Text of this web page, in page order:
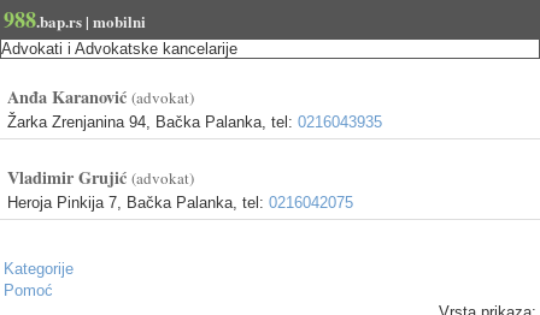
988.bap.rs | mobilni
Advokati i Advokatske kancelarije
Anđa Karanović (advokat)
Žarka Zrenjanina 94, Bačka Palanka, tel: 0216043935
Vladimir Grujić (advokat)
Heroja Pinkija 7, Bačka Palanka, tel: 0216042075
Kategorije
Pomoć